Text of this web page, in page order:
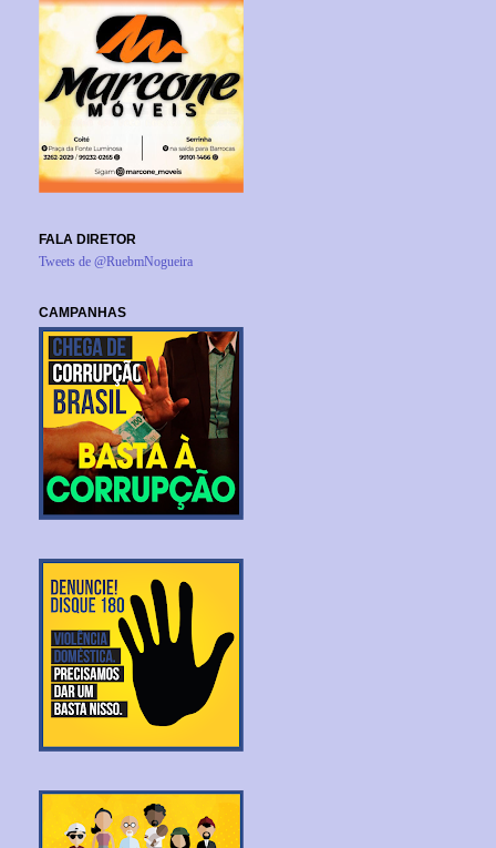
FALA DIRETOR
Tweets de @RuebmNogueira
CAMPANHAS